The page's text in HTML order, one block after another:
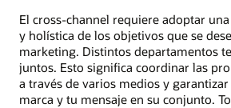
El cross-channel requiere adoptar
y holística de los objetivos que se
marketing. Distintos departamentos
juntos. Esto significa coordinar las
a través de varios medios y
marca y tu mensaje en su conjunto.